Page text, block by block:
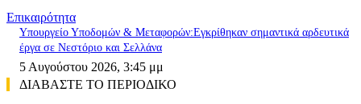
Επικαιρότητα
Υπουργείο Υποδομών & Μεταφορών:Εγκρίθηκαν σημαντικά αρδευτικά
έργα σε Νεστόριο και Σελλάνα
5 Αυγούστου 2026, 3:45 μμ
ΔΙΑΒΑΣΤΕ ΤΟ ΠΕΡΙΟΔΙΚΟ